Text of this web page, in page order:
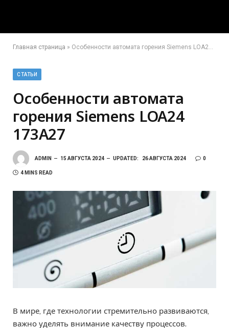
Главная страница » Особенности автомата горения Siemens LOA24 173A27
СТАТЬИ
Особенности автомата
горения Siemens LOA24
173A27
ADMIN 15 АВГУСТА 2024 UPDATED: 26 АВГУСТА 2024 0
4 MINS READ
В мире, где технологии стремительно развиваются,
важно уделять внимание качеству процессов.